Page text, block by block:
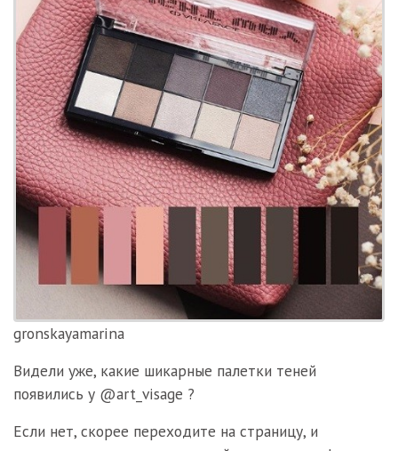
gronskayamarina
Видели уже, какие шикарные палетки теней
появились у @art_visage ?
Если нет, скорее переходите на страницу, и